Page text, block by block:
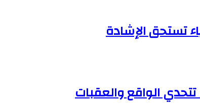
تستحق الإشادة
الواقع والعقبات